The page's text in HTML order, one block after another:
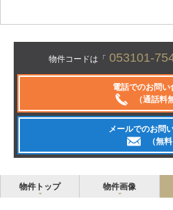
物件コードは「 053101-
電話でのお問い
（通話料
メールでのお問
（無料
物件トップ 物件画像